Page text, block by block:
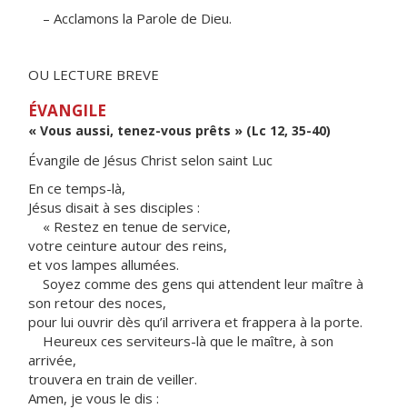
– Acclamons la Parole de Dieu.
OU LECTURE BREVE
ÉVANGILE
« Vous aussi, tenez-vous prêts » (Lc 12, 35-40)
Évangile de Jésus Christ selon saint Luc
En ce temps-là,
Jésus disait à ses disciples :
« Restez en tenue de service,
votre ceinture autour des reins,
et vos lampes allumées.
Soyez comme des gens qui attendent leur maître à
son retour des noces,
pour lui ouvrir dès qu’il arrivera et frappera à la porte.
Heureux ces serviteurs-là que le maître, à son
arrivée,
trouvera en train de veiller.
Amen, je vous le dis :